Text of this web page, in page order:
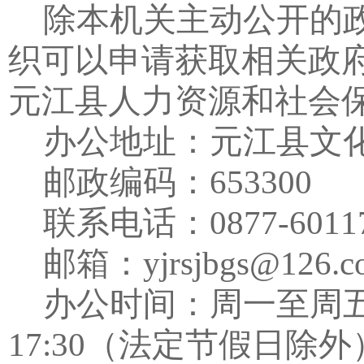
除本机关主动公开的
织可以申请获取相关政
元江县人力资源和社会
办公地址：元江县文
邮政编码： 653300
联系电话： 0877-
邮箱：
办公时间：周一至周
17:30 （法定节假日除外